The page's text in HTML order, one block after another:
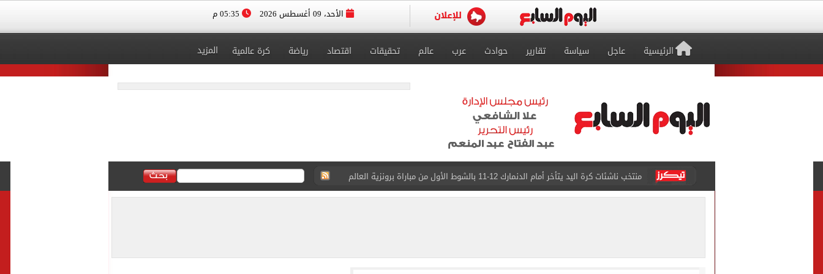
الأحد، 09 أغسطس 2026
الرئيسية عاجل سياسة تقارير حوادث عرب عالم تحقيقات اقتصاد رياضة كرة عالمية المزيد
منتخب ناشئات كرة اليد يتأخر أمام الدنمارك 12-11 بالشوط الأول من مباراة برونزية العالم
92 ألف و800 طالب يسجلون الرغبات فى تنسيق المرحلة الأولى للقبول بالجامعات
رئيس الوزراء يتفقد مركز العزيمة التابع لصندوق مكافحة وعلاج الإدمان بمطروح
عمر مرموش يسجل ثنائية ويشعل ودية مان سيتي وأتلتيكو مدريد.. فيديو